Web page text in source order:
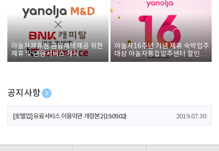
야놀자제휴점 금융혜택제공 위한
제휴 및 금융서비스 게시
야놀자16주년 기념 제휴 숙박업주
대상 야놀자통합발주센터 할인쿠
폰 증정
공지사항
[호텔업] 개인정보 처리방침 개정본1 (19.09.02)
[호텔업] 유료서비스 이용약관 개정본2 (19.09.02) 2019.07.30